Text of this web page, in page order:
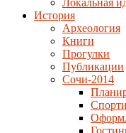
Локальная
История
Археология
Книги
Прогулки
Публикации
Сочи-2014